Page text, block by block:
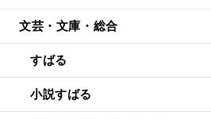
文芸・文庫・総合
すばる
小説すばる